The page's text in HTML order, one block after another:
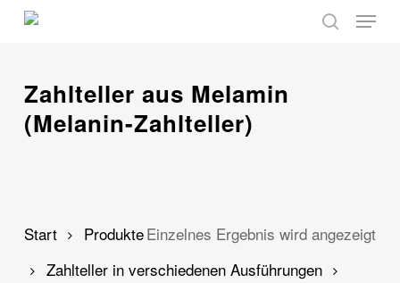
Skip
content
Menu
Zahlteller aus Melamin
(Melanin-Zahlteller)
Einzelnes Ergebnis wird angezeigt
Start
Produkte
Zahlteller in verschiedenen Ausführungen